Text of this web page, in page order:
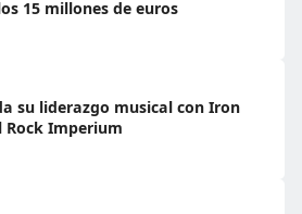
15 millones de euros
su liderazgo musical con Iron
Rock Imperium